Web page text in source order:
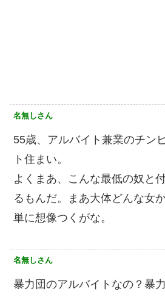
名無しさん
55歳、アルバイト兼業のチン
ト住まい。
よくまあ、こんな最低の奴と
るもんだ。まあ大体どんな女
単に想像つくがな。
名無しさん
暴力団のアルバイトなの？暴